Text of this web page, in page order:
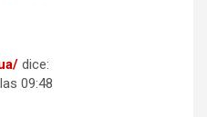
dice:
09:48